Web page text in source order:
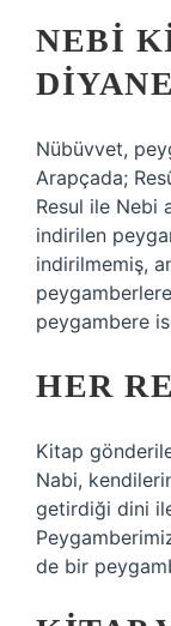
NEBI
Nübüvvet,
Arapçada;
Resul ile Nebi
indirilen
indirilmemiş,
peygambere
HER
Kitap
Nabi,
getirdiği dini
de bir